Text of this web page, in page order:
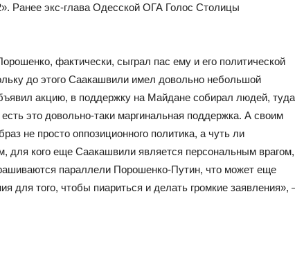
Ранее экс-глава Одесской ОГА Голос Столицы
фактически, сыграл пас ему и его политической
до этого Саакашвили имел довольно небольшой
акцию, в поддержку на Майдане собирал людей, туда
это довольно-таки маргинальная поддержка. А своим
не просто оппозиционного политика, а чуть ли
для кого еще Саакашвили является персональным врагом,
параллели Порошенко-Путин, что может еще
для того, чтобы пиариться и делать громкие